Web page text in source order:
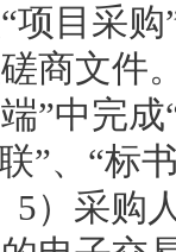
项目采
商文件
”中完
”、“标
5）采购